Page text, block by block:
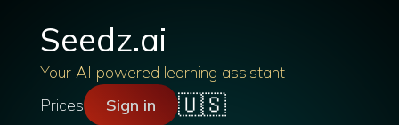
Seedz.ai
Your AI powered learning assistant
Prices
Sign in 🇺🇸